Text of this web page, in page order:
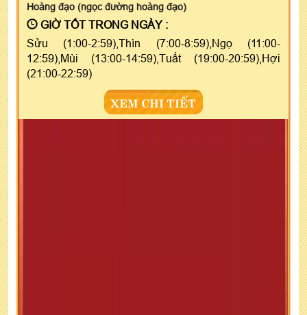
Hoàng đạo (ngọc đường hoàng đạo)
GIỜ TỐT TRONG NGÀY :
Sửu (1:00-2:59),Thìn (7:00-8:59),Ngọ (11:00-
12:59),Mùi (13:00-14:59),Tuất (19:00-20:59),Hợi
(21:00-22:59)
XEM CHI TIẾT